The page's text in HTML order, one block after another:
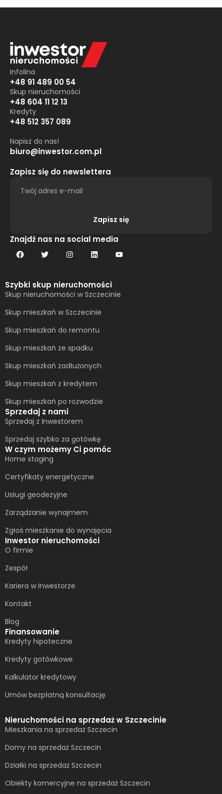
Infolina
+48 91 489 00 54
Skup nieruchomości
+48 604 11 12 13
Kredyty
+48 512 357 089
Napisz do nas!
biuro@inwestor.com.pl
Zapisz się do newslettera
Zapisz się
Alternative:
Znajdź nas na social media
Szybki skup nieruchomości
Skup nieruchomości w Szczecinie
Skup mieszkań w Szczecinie
Skup mieszkań do remontu
Skup mieszkań ze spadku
Skup mieszkań zadłużonych
Skup mieszkań z kredytem
Skup mieszkań po rozwodzie
Sprzedaj z nami
Sprzedaj z Inwestorem
Sprzedaj szybko za gotówkę
W czym możemy Ci pomóc
Home staging
Certyfikaty energetyczne
Usługi geodezyjne
Zarządzanie wynajmem
Zgłoś mieszkanie do wynajęcia
Inwestor nieruchomości
O firmie
Zespół
Kariera w Inwestorze
Kontakt
Blog
Finansowanie
Kredyty hipoteczne
Kredyty gotówkowe
Kalkulator kredytowy
Umów bezpłatną konsultację​
Nieruchomości na sprzedaż w Szczecinie
Mieszkania na sprzedaż Szczecin
Domy na sprzedaż Szczecin
Działki na sprzedaż Szczecin
Obiekty komercyjne na sprzedaż Szczecin